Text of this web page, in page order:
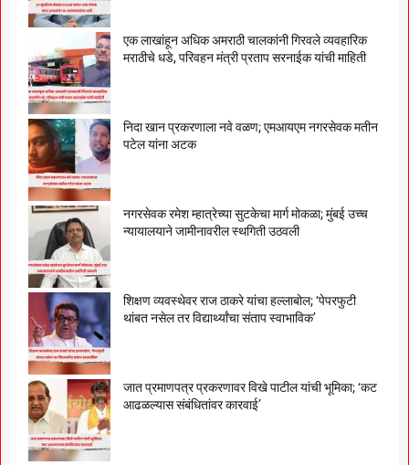
एक लाखांहून अधिक अमराठी चालकांनी गिरवले व्यवहारिक
मराठीचे धडे, परिवहन मंत्री प्रताप सरनाईक यांची माहिती
निदा खान प्रकरणाला नवे वळण; एमआयएम नगरसेवक मतीन
पटेल यांना अटक
नगरसेवक रमेश म्हात्रेच्या सुटकेचा मार्ग मोकळा; मुंबई उच्च
न्यायालयाने जामीनावरील स्थगिती उठवली
शिक्षण व्यवस्थेवर राज ठाकरे यांचा हल्लाबोल; ‘पेपरफुटी
थांबत नसेल तर विद्यार्थ्यांचा संताप स्वाभाविक’
जात प्रमाणपत्र प्रकरणावर विखे पाटील यांची भूमिका; ‘कट
आढळल्यास संबंधितांवर कारवाई’